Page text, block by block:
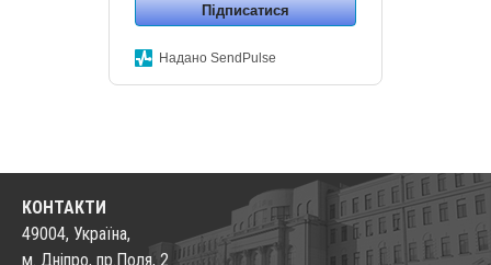
Підписатися
Надано SendPulse
КОНТАКТИ
49004, Україна,
м. Дніпро, пр.Поля, 2